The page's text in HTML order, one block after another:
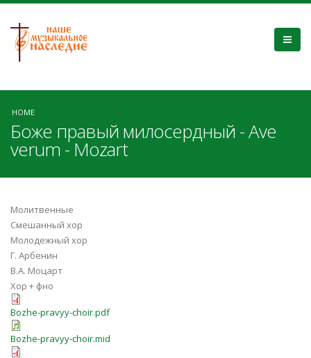
HOME
Боже правый милосердный - Ave
verum - Mozart
Молитвенные
Смешанный хор
Молодежный хор
Г. Арбенин
В.А. Моцарт
Хор + фно
Bozhe-pravyy-choir.pdf
Bozhe-pravyy-choir.mid